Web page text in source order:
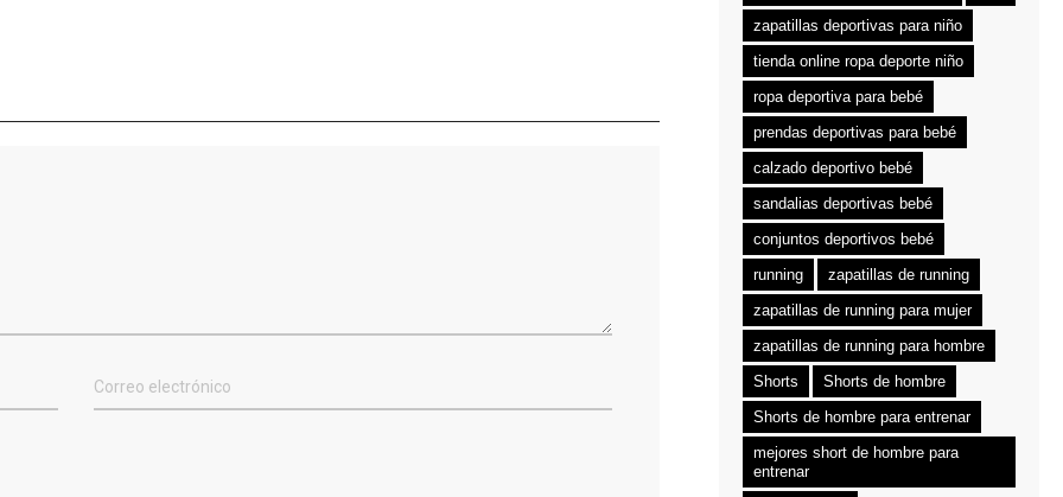
zapatillas deportivas para niño
tienda online ropa deporte niño
ropa deportiva para bebé
prendas deportivas para bebé
calzado deportivo bebé
sandalias deportivas bebé
conjuntos deportivos bebé
running
zapatillas de running
zapatillas de running para mujer
zapatillas de running para hombre
Shorts
Shorts de hombre
Shorts de hombre para entrenar
mejores short de hombre para
entrenar